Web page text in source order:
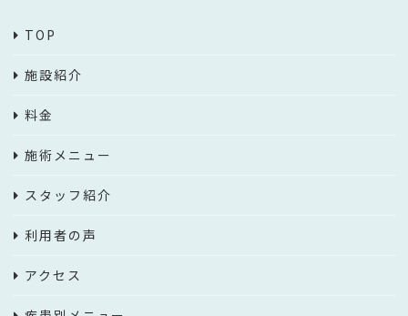
TOP
施設紹介
料金
施術メニュー
スタッフ紹介
利用者の声
アクセス